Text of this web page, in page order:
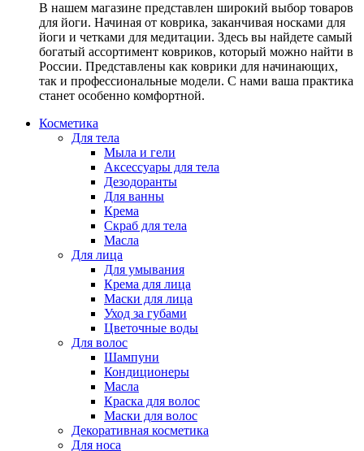
В нашем магазине представлен широкий выбор товаров
для йоги. Начиная от коврика, заканчивая носками для
йоги и четками для медитации. Здесь вы найдете самый
богатый ассортимент ковриков, который можно найти в
России. Представлены как коврики для начинающих,
так и профессиональные модели. С нами ваша практика
станет особенно комфортной.
Косметика
Для тела
Мыла и гели
Аксессуары для тела
Дезодоранты
Для ванны
Крема
Скраб для тела
Масла
Для лица
Для умывания
Крема для лица
Маски для лица
Уход за губами
Цветочные воды
Для волос
Шампуни
Кондиционеры
Масла
Краска для волос
Маски для волос
Декоративная косметика
Для носа